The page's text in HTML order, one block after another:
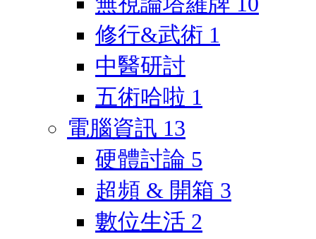
修行&武術 1
中醫研討
五術哈啦 1
電腦資訊 13
硬體討論 5
超頻 & 開箱 3
數位生活 2